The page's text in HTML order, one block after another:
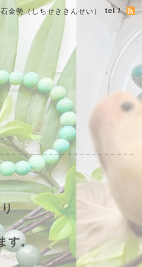
金勢（しちせききんせい） tel /
す。